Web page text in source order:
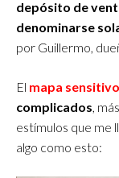
depósito de
denominarse
por Guillermo,
El mapa sensitivo
complicados,
estímulos que me
algo como esto: